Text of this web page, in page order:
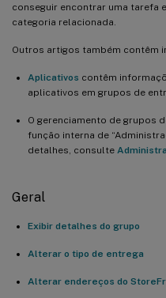
conseguir encontrar uma tarefa
categoria relacionada.
Outros artigos também contêm
Aplicativos contêm
aplicativos em grupos de
O gerenciamento de grupos
função interna de
detalhes, consulte
Geral
Exibir detalhes do grupo
Alterar o tipo de entrega
Alterar endereços do